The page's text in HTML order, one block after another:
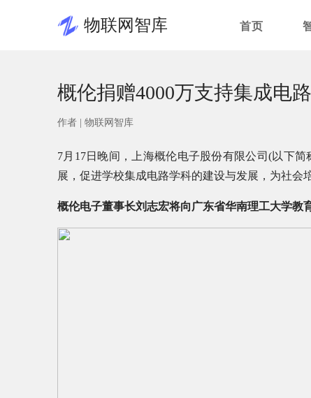
物联网智库 首页
概伦捐赠4000万支持集成电
作者 | 物联网智库
7月17日晚间，上海概伦电子股份有限公司(以下
展，促进学校集成电路学科的建设与发展，为社
概伦电子董事长刘志宏将向广东省华南理工大学教